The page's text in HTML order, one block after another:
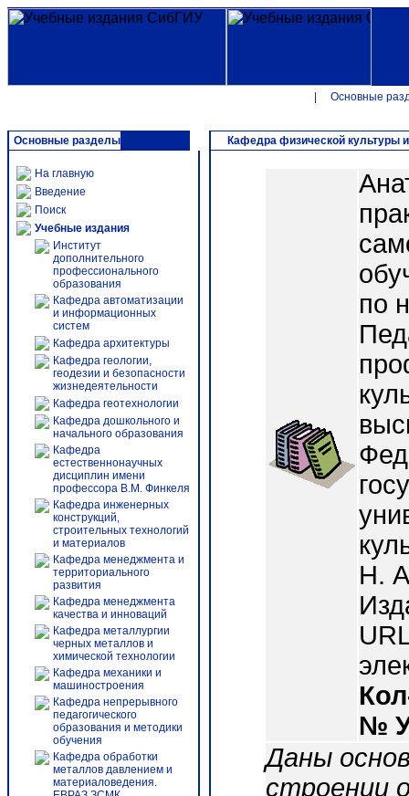
Основные
Основные разделы
На главную
Введение
Поиск
Учебные издания
Институт
дополнительного
профессионального
образования
Кафедра автоматизации
и информационных
систем
Кафедра архитектуры
Кафедра геологии,
геодезии и безопасности
жизнедеятельности
Кафедра геотехнологии
Кафедра дошкольного и
начального образования
Кафедра
естественнонаучных
дисциплин имени
профессора В.М. Финкеля
Кафедра инженерных
конструкций,
строительных технологий
и материалов
Кафедра менеджмента и
территориального
развития
Кафедра менеджмента
качества и инноваций
Кафедра металлургии
черных металлов и
химической технологии
Кафедра механики и
машиностроения
Кафедра непрерывного
педагогического
образования и методики
обучения
Кафедра обработки
металлов давлением и
материаловедения.
Кафедра физической культуры
по
Н.
№
Даны
строении